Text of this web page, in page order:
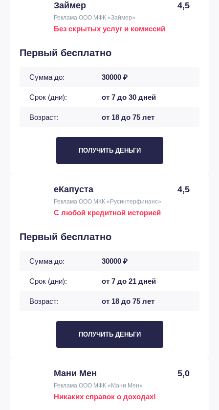
Займер 4,5
Реклама ООО МФК «Займер»
Без скрытых услуг и комиссий
Первый бесплатно
Сумма до: 30000 ₽
Срок (дни): от 7 до 30 дней
Возраст: от 18 до 75 лет
ПОЛУЧИТЬ ДЕНЬГИ
еКапуста 4,5
Реклама ООО МКК «Русинтерфинанс»
С любой кредитной историей
Первый бесплатно
Сумма до: 30000 ₽
Срок (дни): от 7 до 21 дней
Возраст: от 18 до 75 лет
ПОЛУЧИТЬ ДЕНЬГИ
Мани Мен 5,0
Реклама ООО МФК «Мани Мен»
Никаких справок о доходах!